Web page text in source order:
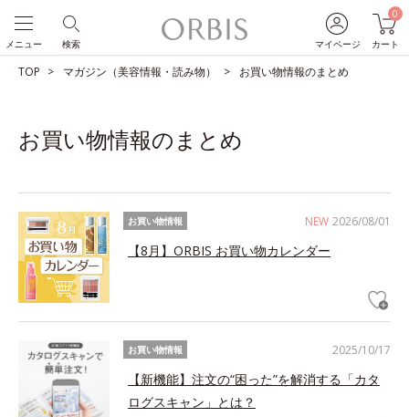
マイページ
0
カート
検索
メニュー
TOP マガジン（美容情報・読み物） お買い物情報のまとめ
お買い物情報のまとめ
NEW 2026/08/01
お買い物情報
【8月】ORBIS お買い物カレンダー
2025/10/17
お買い物情報
【新機能】注文の“困った”を解消する「カタ
ログスキャン」とは？